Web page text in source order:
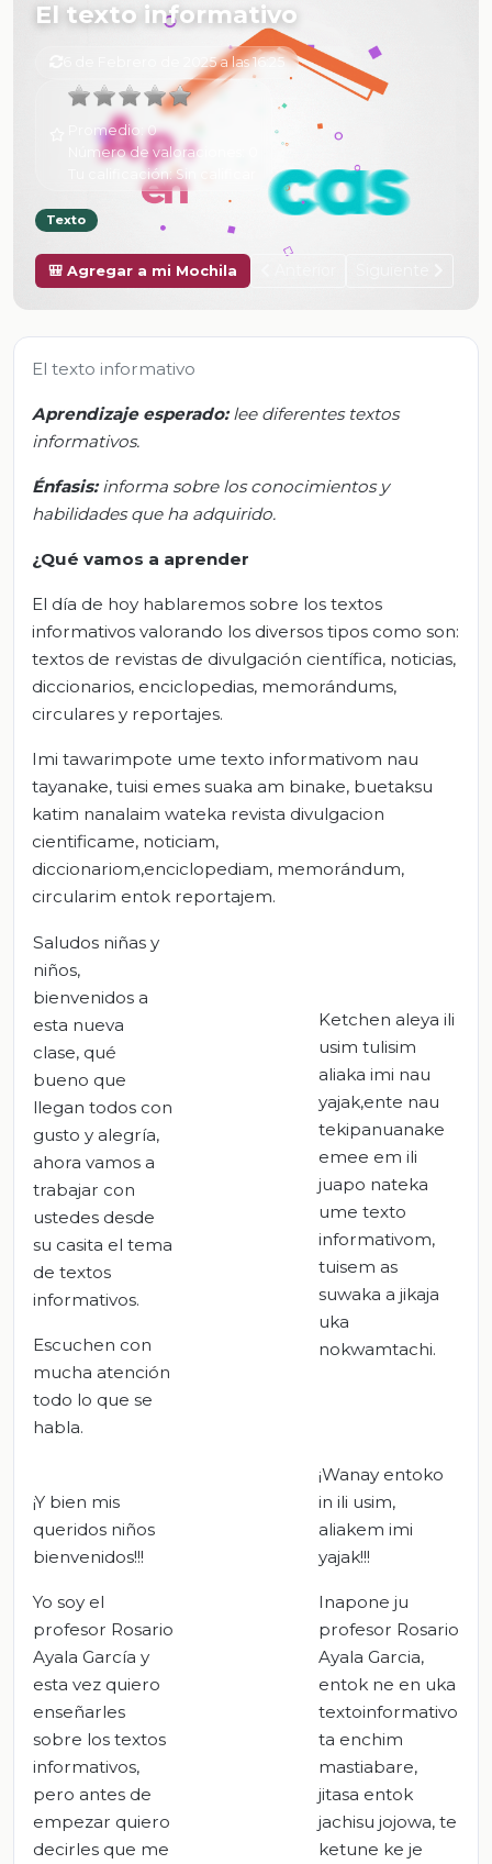
El texto informativo
6 de Febrero de 2025 a las 16:25
Promedio:0
Número de valoraciones:
Tu calificación:Sin calificar
Texto
🎒 Agregar a mi Mochila
El texto informativo
Aprendizaje esperado:lee diferentes textos
informativos.
Énfasis:informa sobre los conocimientos y
habilidades que ha adquirido.
¿Qué vamos a aprender
El día de hoy hablaremos sobre los textos
informativos valorando los diversos tipos como son:
textos de revistas de divulgación científica, noticias,
diccionarios, enciclopedias, memorándums,
circulares y reportajes.
Imi tawarimpote ume texto informativom nau
tayanake, tuisi emes suaka am binake, buetaksu
katim nanalaim wateka revista divulgacion
cientificame, noticiam,
diccionariom,enciclopediam, memorándum,
circularim entok reportajem.
Saludos niñas y
niños,
bienvenidos a
esta nueva
clase, qué
bueno que
llegan todos con
gusto y alegría,
ahora vamos a
trabajar con
ustedes desde
su casita el tema
de textos
informativos.
Escuchen con
mucha atención
todo lo que se
habla.
Ketchen aleya ili
usim tulisim
aliaka imi nau
yajak,ente nau
tekipanuanake
emee em ili
juapo nateka
ume texto
informativom,
tuisem as
suwaka a jikaja
uka
nokwamtachi.
¡Y bien mis
queridos niños
bienvenidos!!!
Yo soy el
profesor Rosario
Ayala García y
esta vez quiero
enseñarles
sobre los textos
informativos,
pero antes de
empezar quiero
decirles que me
¡Wanay entoko
in ili usim,
aliakem imi
yajak!!!
Inapone ju
profesor Rosario
Ayala Garcia,
entok ne en uka
textoinformativo
ta enchim
mastiabare,
jitasa entok
jachisu jojowa, te
ketune ke je